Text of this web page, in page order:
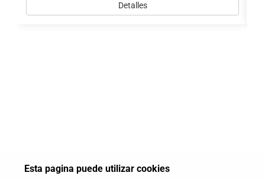
Detalles
Esta pagina puede utilizar cookies